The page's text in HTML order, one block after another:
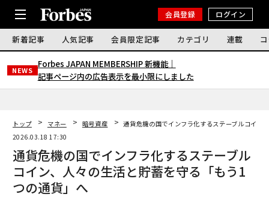
会員登録 ログイン
新着記事 人気記事 会員限定記事 カテゴリ 連載
NEWS
Forbes JAPAN MEMBERSHIP 新機能｜
記事ページ内の広告表示を最小限にしました
トップ マネー 暗号資産
通貨危機の国でインフラ化するステーブルコイン
2026.03.18 17:30
通貨危機の国でインフラ化するステーブル
コイン、人々の生活と貯蓄を守る「もう1
つの通貨」へ